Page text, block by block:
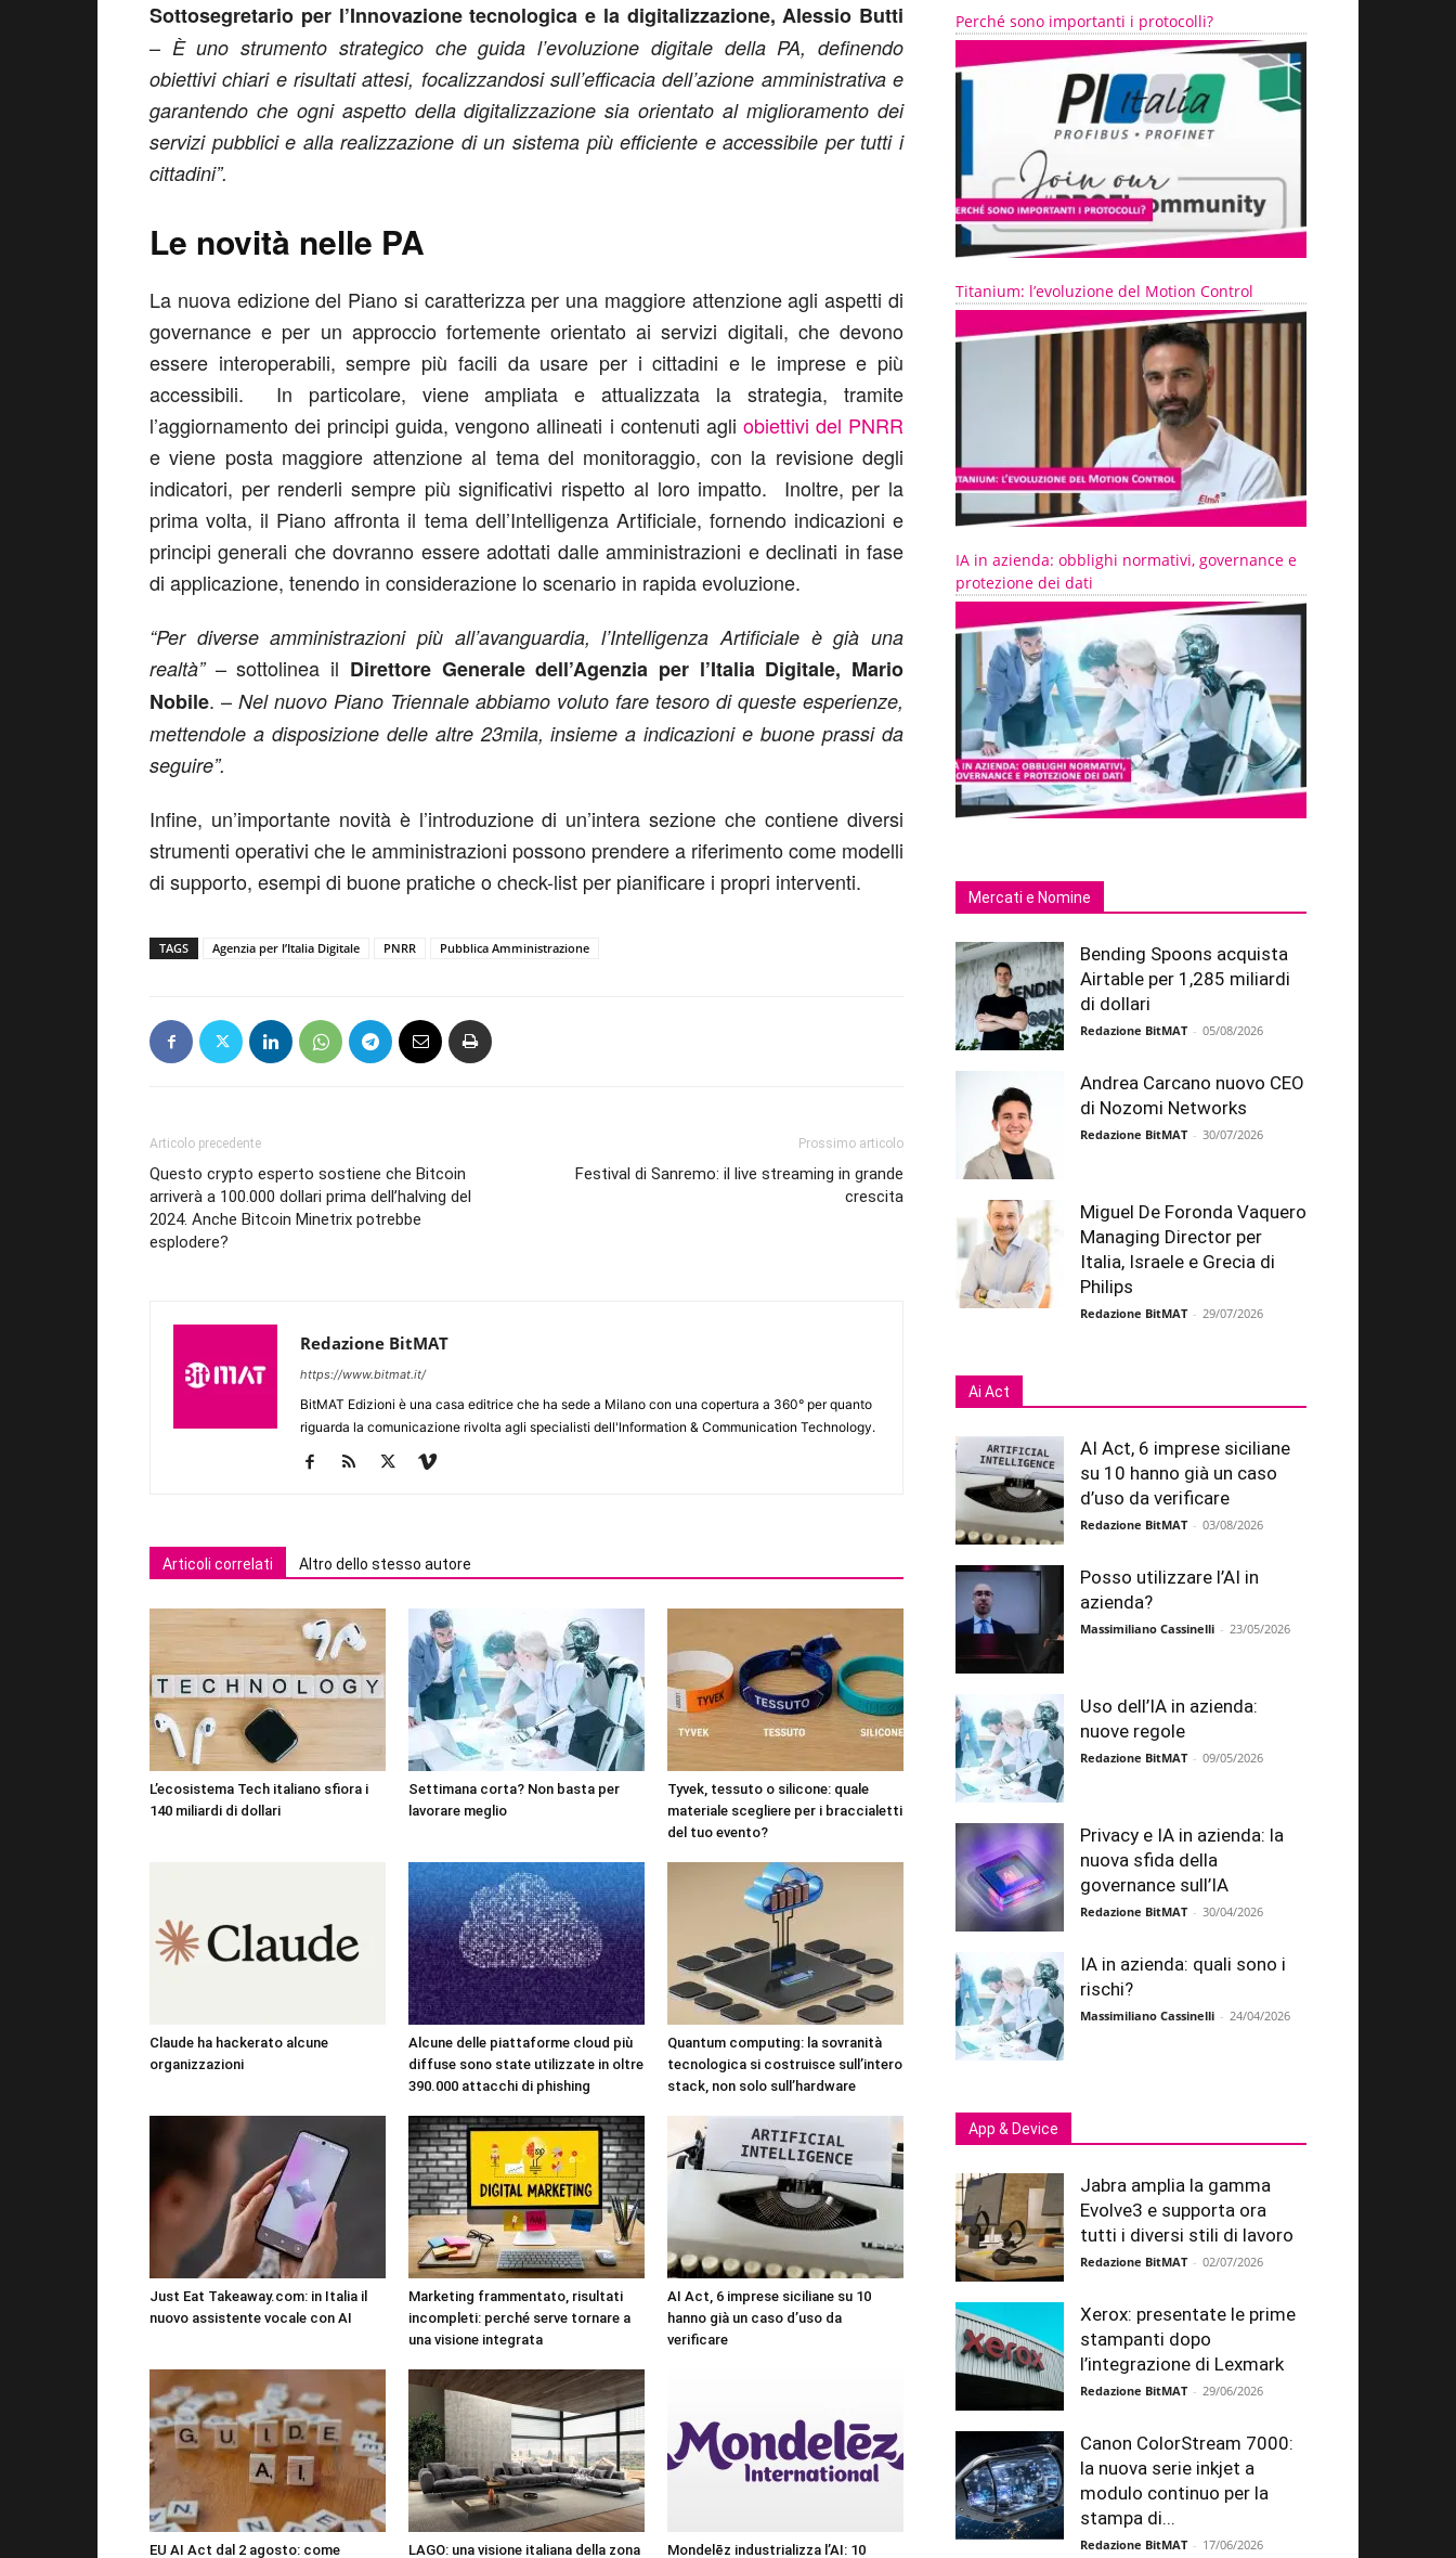
Sottosegretario per l’Innovazione tecnologica e la digitalizzazione, Alessio Butti
– È uno strumento strategico che guida l’evoluzione digitale della PA, definendo
obiettivi chiari e risultati attesi, focalizzandosi sull’efficacia dell’azione amministrativa e
garantendo che ogni aspetto della digitalizzazione sia orientato al miglioramento dei
servizi pubblici e alla realizzazione di un sistema più efficiente e accessibile per tutti i
cittadini”.
Le novità nelle PA
La nuova edizione del Piano si caratterizza per una maggiore attenzione agli aspetti di
governance e per un approccio fortemente orientato ai servizi digitali, che devono
essere interoperabili, sempre più facili da usare per i cittadini e le imprese e più
accessibili. In particolare, viene ampliata e attualizzata la strategia, tramite
l’aggiornamento dei principi guida, vengono allineati i contenuti agli obiettivi del PNRR
e viene posta maggiore attenzione al tema del monitoraggio, con la revisione degli
indicatori, per renderli sempre più significativi rispetto al loro impatto. Inoltre, per la
prima volta, il Piano affronta il tema dell’Intelligenza Artificiale, fornendo indicazioni e
principi generali che dovranno essere adottati dalle amministrazioni e declinati in fase
di applicazione, tenendo in considerazione lo scenario in rapida evoluzione.
“Per diverse amministrazioni più all’avanguardia, l’Intelligenza Artificiale è già una
realtà”– sottolinea il Direttore Generale dell’Agenzia per l’Italia Digitale, Mario
Nobile. – Nel nuovo Piano Triennale abbiamo voluto fare tesoro di queste esperienze,
mettendole a disposizione delle altre 23mila, insieme a indicazioni e buone prassi da
seguire”.
Infine, un’importante novità è l’introduzione di un’intera sezione che contiene diversi
strumenti operativi che le amministrazioni possono prendere a riferimento come modelli
di supporto, esempi di buone pratiche o check-list per pianificare i propri interventi.
TAGS Agenzia per l’Italia Digitale PNRR Pubblica Amministrazione
Articolo precedente
Questo crypto esperto sostiene che Bitcoin
arriverà a 100.000 dollari prima dell’halving del
2024. Anche Bitcoin Minetrix potrebbe
esplodere?
Prossimo articolo
Festival di Sanremo: il live streaming in grande
crescita
Redazione BitMAT
https://www.bitmat.it/
BitMAT Edizioni è una casa editrice che ha sede a Milano con una copertura a 360° per quanto
riguarda la comunicazione rivolta agli specialisti dell'lnformation & Communication Technology.
Articoli correlati Altro dello stesso autore
L’ecosistema Tech italiano sfiora i
140 miliardi di dollari
Settimana corta? Non basta per
lavorare meglio
Tyvek, tessuto o silicone: quale
materiale scegliere per i braccialetti
del tuo evento?
Claude ha hackerato alcune
organizzazioni
Alcune delle piattaforme cloud più
diffuse sono state utilizzate in oltre
390.000 attacchi di phishing
Quantum computing: la sovranità
tecnologica si costruisce sull’intero
stack, non solo sull’hardware
Just Eat Takeaway.com: in Italia il
nuovo assistente vocale con AI
Marketing frammentato, risultati
incompleti: perché serve tornare a
una visione integrata
AI Act, 6 imprese siciliane su 10
hanno già un caso d’uso da
verificare
EU AI Act dal 2 agosto: come LAGO: una visione italiana della zona Mondelēz industrializza l’AI: 10
Perché sono importanti i protocolli?
Titanium: l’evoluzione del Motion Control
IA in azienda: obblighi normativi, governance e
protezione dei dati
Mercati e Nomine
Bending Spoons acquista
Airtable per 1,285 miliardi
di dollari
Redazione BitMAT - 05/08/2026
Andrea Carcano nuovo CEO
di Nozomi Networks
Redazione BitMAT - 30/07/2026
Miguel De Foronda Vaquero
Managing Director per
Italia, Israele e Grecia di
Philips
Redazione BitMAT - 29/07/2026
Ai Act
AI Act, 6 imprese siciliane
su 10 hanno già un caso
d’uso da verificare
Redazione BitMAT - 03/08/2026
Posso utilizzare l’AI in
azienda?
Massimiliano Cassinelli - 23/05/2026
Uso dell’IA in azienda:
nuove regole
Redazione BitMAT - 09/05/2026
Privacy e IA in azienda: la
nuova sfida della
governance sull’IA
Redazione BitMAT - 30/04/2026
IA in azienda: quali sono i
rischi?
Massimiliano Cassinelli - 24/04/2026
App & Device
Jabra amplia la gamma
Evolve3 e supporta ora
tutti i diversi stili di lavoro
Redazione BitMAT - 02/07/2026
Xerox: presentate le prime
stampanti dopo
l’integrazione di Lexmark
Redazione BitMAT - 29/06/2026
Canon ColorStream 7000:
la nuova serie inkjet a
modulo continuo per la
stampa di...
Redazione BitMAT - 17/06/2026